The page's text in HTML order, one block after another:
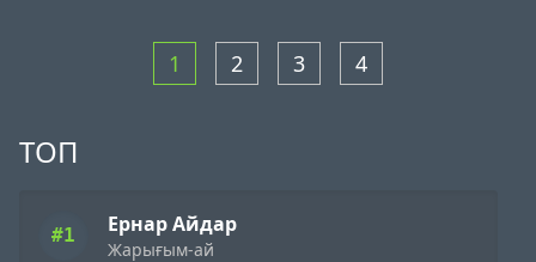
ТОП
#1 Ернар Айдар
Жарығым-ай
1 2 3 4